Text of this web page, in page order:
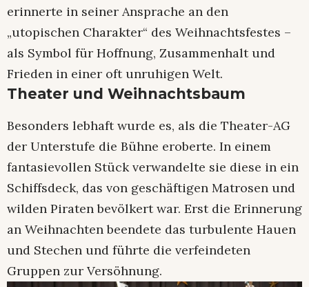
erinnerte in seiner Ansprache an den
„utopischen Charakter“ des Weihnachtsfestes –
als Symbol für Hoffnung, Zusammenhalt und
Frieden in einer oft unruhigen Welt.
Theater und Weihnachtsbaum
Besonders lebhaft wurde es, als die Theater-AG
der Unterstufe die Bühne eroberte. In einem
fantasievollen Stück verwandelte sie diese in ein
Schiffsdeck, das von geschäftigen Matrosen und
wilden Piraten bevölkert war. Erst die Erinnerung
an Weihnachten beendete das turbulente Hauen
und Stechen und führte die verfeindeten
Gruppen zur Versöhnung.